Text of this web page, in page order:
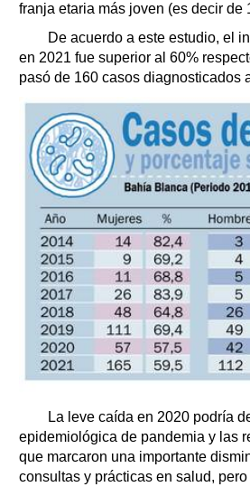
franja etaria más joven (es decir de
De acuerdo a este estudio, el
en 2021 fue superior al 60%
pasó de 160 casos diagnosticados
La leve caída en 2020 podría
epidemiológica de pandemia y las
que marcaron una importante
consultas y prácticas en salud,